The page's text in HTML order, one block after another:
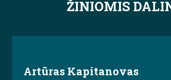
ŽINIOMIS
Artūras Kapitanovas